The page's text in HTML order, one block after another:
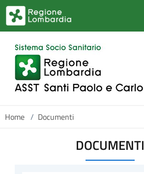
Salta al contenuto principale
Home / Documenti
DOCUMENTI